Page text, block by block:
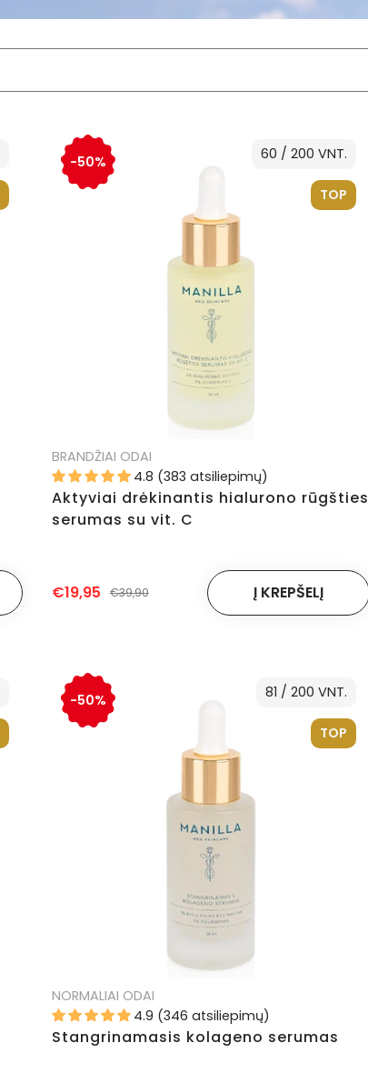
-50%
TOP
60 / 200 VNT.
BRANDŽIAI ODAI
4.8 (383 atsiliepimų)
Aktyviai drėkinantis hialurono rūgšties
serumas su vit. C
€19,95 €39,90
-50%
TOP
81 / 200 VNT.
NORMALIAI ODAI
4.9 (346 atsiliepimų)
Stangrinamasis kolageno serumas